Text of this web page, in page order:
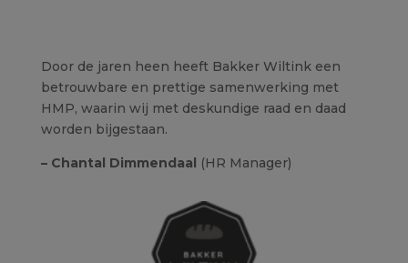
Door de jaren heen heeft Bakker Wiltink een
betrouwbare en prettige samenwerking met
HMP, waarin wij met deskundige raad en daad
worden bijgestaan.
– Chantal Dimmendaal (HR Manager)